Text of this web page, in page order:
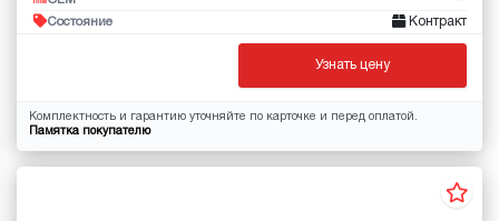
Состояние Контракт
Узнать цену
Комплектность и гарантию уточняйте по карточке и перед оплатой.
Памятка покупателю